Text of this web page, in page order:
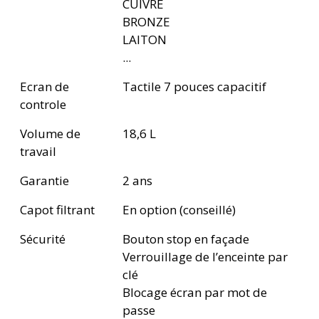
CUIVRE
BRONZE
LAITON
...
Ecran de
controle
Tactile 7 pouces capacitif
Volume de
travail
18,6 L
Garantie
2 ans
Capot filtrant
En option (conseillé)
Sécurité
Bouton stop en façade
Verrouillage de l’enceinte par
clé
Blocage écran par mot de
passe